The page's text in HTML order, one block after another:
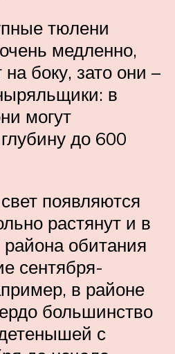
тюлени
медленно,
боку, зато они –
в
могут
до 600
появляются
растянут и в
обитания
сентября-
в районе
большинство
с